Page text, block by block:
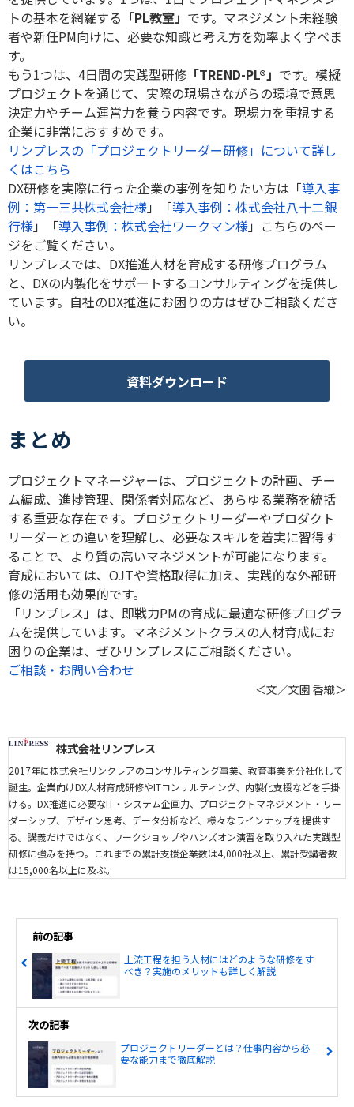
トの基本を網羅する 「PL教室」 です。マネジメント未経験
者や新任PM向けに、必要な知識と考え方を効率よく学べま
す。
もう1つは、4日間の実践型研修 「TREND-PL®」 です。模擬
プロジェクトを通じて、実際の現場さながらの環境で意思
決定力やチーム運営力を養う内容です。現場力を重視する
企業に非常におすすめです。
リンプレスの「プロジェクトリーダー研修」について詳し
くはこちら
DX研修を実際に行った企業の事例を知りたい方は「導入事
例：第一三共株式会社様」「導入事例：株式会社八十二銀
行様」「導入事例：株式会社ワークマン様」こちらのペー
ジをご覧ください。
リンプレスでは、DX推進人材を育成する研修プログラム
と、DXの内製化をサポートするコンサルティングを提供し
ています。自社のDX推進にお困りの方はぜひご相談くださ
い。
資料ダウンロード
まとめ
プロジェクトマネージャーは、プロジェクトの計画、チー
ム編成、進捗管理、関係者対応など、あらゆる業務を統括
する重要な存在です。プロジェクトリーダーやプロダクト
リーダーとの違いを理解し、必要なスキルを着実に習得す
ることで、より質の高いマネジメントが可能になります。
育成においては、OJTや資格取得に加え、実践的な外部研
修の活用も効果的です。
「リンプレス」は、即戦力PMの育成に最適な研修プログラ
ムを提供しています。マネジメントクラスの人材育成にお
困りの企業は、ぜひリンプレスにご相談ください。
ご相談・お問い合わせ
＜文／文園 香織＞
株式会社リンプレス
2017年に株式会社リンクレアのコンサルティング事業、教育事業を分社化して
誕生。企業向けDX人材育成研修やITコンサルティング、内製化支援などを手掛
ける。DX推進に必要なIT・システム企画力、プロジェクトマネジメント・リー
ダーシップ、デザイン思考、データ分析など、様々なラインナップを提供す
る。講義だけではなく、ワークショップやハンズオン演習を取り入れた実践型
研修に強みを持つ。これまでの累計支援企業数は4,000社以上、累計受講者数
は15,000名以上に及ぶ。
前の記事
上流工程を担う人材にはどのような研修をす
べき？実施のメリットも詳しく解説
次の記事
プロジェクトリーダーとは？仕事内容から必
要な能力まで徹底解説